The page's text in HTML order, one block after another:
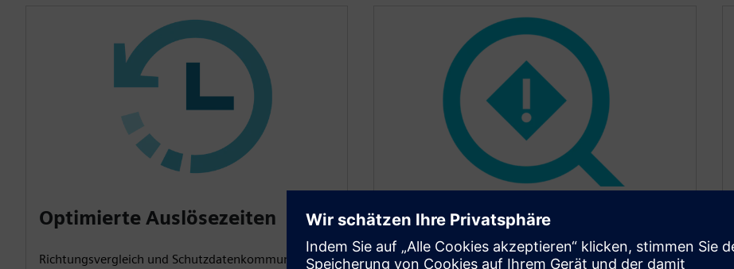
Optimierte Auslösezeiten
Richtungsvergleich und Schutzdatenkommunikation
Erkennung von Bodenfehlern
Ermitteln Sie Erdfehler in kompensierten oder